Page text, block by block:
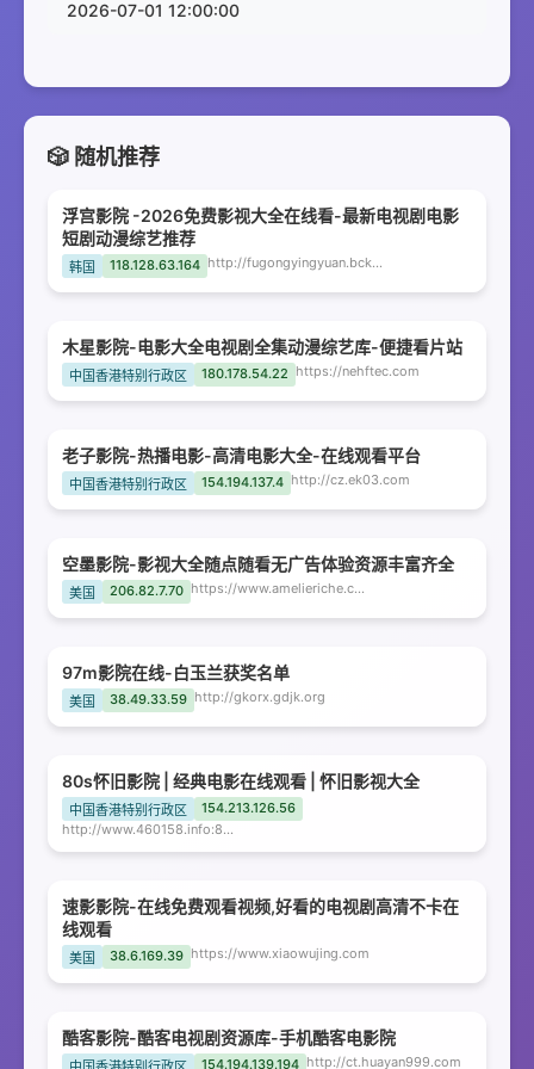
2026-07-01 12:00:00
🎲 随机推荐
浮宫影院 -2026免费影视大全在线看-最新电视剧电影
短剧动漫综艺推荐
韩国 118.128.63.164 http://fugongyingyuan.bckqn.com
木星影院-电影大全电视剧全集动漫综艺库-便捷看片站
中国香港特别行政区 180.178.54.22 https://nehftec.com
老子影院-热播电影-高清电影大全-在线观看平台
中国香港特别行政区 154.194.137.4 http://cz.ek03.com
空墨影院-影视大全随点随看无广告体验资源丰富齐全
美国 206.82.7.70 https://www.amelieriche.com
97m影院在线-白玉兰获奖名单
美国 38.49.33.59 http://gkorx.gdjk.org
80s怀旧影院 | 经典电影在线观看 | 怀旧影视大全
中国香港特别行政区
154.213.126.56
http://www.460158.info:8080
速影影院-在线免费观看视频,好看的电视剧高清不卡在
线观看
美国 38.6.169.39 https://www.xiaowujing.com
酷客影院-酷客电视剧资源库-手机酷客电影院
154.194.139.194 http://ct.huayan999.com